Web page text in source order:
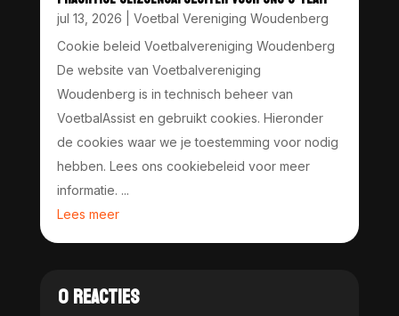
jul 13, 2026
Voetbal Vereniging Woudenberg
Cookie beleid Voetbalvereniging Woudenberg
De website van Voetbalvereniging
Woudenberg is in technisch beheer van
VoetbalAssist en gebruikt cookies. Hieronder
de cookies waar we je toestemming voor nodig
hebben. Lees ons cookiebeleid voor meer
informatie. ...
Lees meer
0 REACTIES